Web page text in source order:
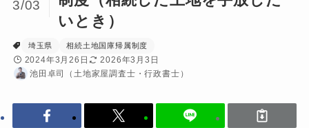
いとき）
3/03
埼玉県 相続土地国庫帰属制度
2024年3月26日
2026年3月3日
池田卓司（土地家屋調査士・行政書士）